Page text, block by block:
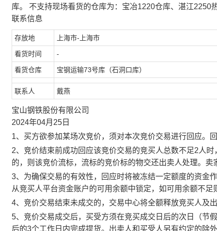
库。 不支持现场看货的仓库为：宝冶1220仓库、湛江2250
联系信息
存放地 上海市-上海市
看货时间 -
看货仓库 宝钢运输73号库（石洞口库）
联系人 戴燕
宝山钢铁股份有限公司
2024年04月25日
1、买方欲参加某场次竞价，须对本次竞价交易进行回应。
2、竞价结束前成功回应该竞价交易的竞买人总数不足2人
的，则该竞价流标，流标的竞价标的物交还出卖人处理。
3、为确保交易的有效性，回应时将被冻结一定额度的资金
从竞买人平台资金账户的可用余额中锁定，如可用余额不足
4、竞价交易结束未成交的，交易中心将全额释放竞买人及
5、竞价交易成交后，买受方须在竞买成交日后的次日（节
后的3个工作日内完成提货。出卖人和买受人另有约定的除